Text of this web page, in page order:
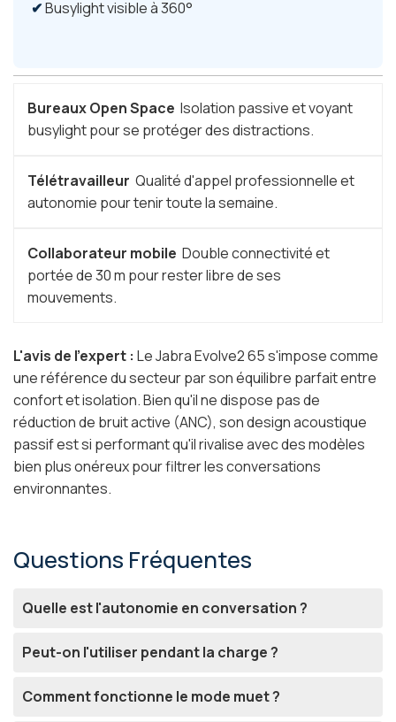
Busylight visible à 360°
Bureaux Open Space Isolation passive et voyant
busylight pour se protéger des distractions.
Télétravailleur Qualité d'appel professionnelle et
autonomie pour tenir toute la semaine.
Collaborateur mobile Double connectivité et
portée de 30 m pour rester libre de ses
mouvements.
L'avis de l'expert : Le Jabra Evolve2 65 s'impose comme
une référence du secteur par son équilibre parfait entre
confort et isolation. Bien qu'il ne dispose pas de
réduction de bruit active (ANC), son design acoustique
passif est si performant qu'il rivalise avec des modèles
bien plus onéreux pour filtrer les conversations
environnantes.
Questions Fréquentes
Quelle est l'autonomie en conversation ?
Peut-on l'utiliser pendant la charge ?
Comment fonctionne le mode muet ?